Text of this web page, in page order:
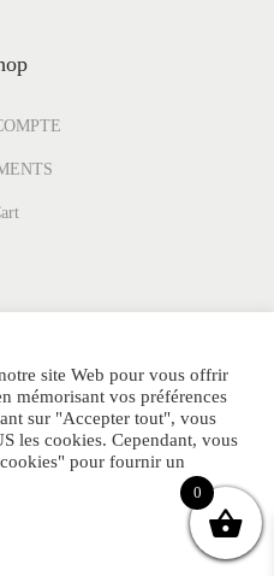
Tous Droits Réservés.
Contact
site Web pour vous offrir
mémorisant vos préférences
sur "Accepter tout", vous
les cookies. Cependant, vous
pour fournir un
0